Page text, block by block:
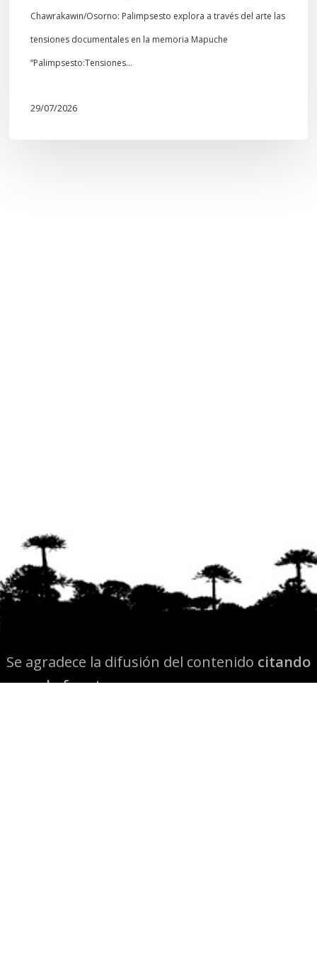
Chawrakawin/Osorno: Palimpsesto explora a través del arte las
tensiones documentales en la memoria Mapuche
“Palimpsesto:Tensiones…
29/07/2026
Se agradece la difusión del contenido citando
la fuente www.mapuexpress.org